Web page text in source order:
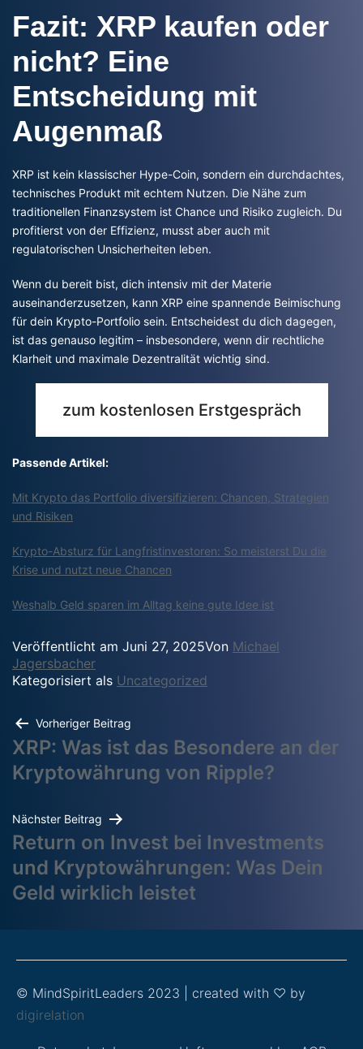
Fazit: XRP kaufen oder
nicht? Eine
Entscheidung mit
Augenmaß
XRP ist kein klassischer Hype-Coin, sondern ein durchdachtes,
technisches Produkt mit echtem Nutzen. Die Nähe zum
traditionellen Finanzsystem ist Chance und Risiko zugleich. Du
profitierst von der Effizienz, musst aber auch mit
regulatorischen Unsicherheiten leben.
Wenn du bereit bist, dich intensiv mit der Materie
auseinanderzusetzen, kann XRP eine spannende Beimischung
für dein Krypto-Portfolio sein. Entscheidest du dich dagegen,
ist das genauso legitim – insbesondere, wenn dir rechtliche
Klarheit und maximale Dezentralität wichtig sind.
zum kostenlosen Erstgespräch
Passende Artikel:
Mit Krypto das Portfolio diversifizieren: Chancen, Strategien
und Risiken
Krypto-Absturz für Langfristinvestoren: So meisterst Du die
Krise und nutzt neue Chancen
Weshalb Geld sparen im Alltag keine gute Idee ist
Veröffentlicht am Juni 27, 2025Von Michael
Jagersbacher
Kategorisiert als Uncategorized
Vorheriger Beitrag
XRP: Was ist das Besondere an der
Kryptowährung von Ripple?
Nächster Beitrag
Return on Invest bei Investments
und Kryptowährungen: Was Dein
Geld wirklich leistet
© MindSpiritLeaders 2023 | created with ♡ by
digirelation